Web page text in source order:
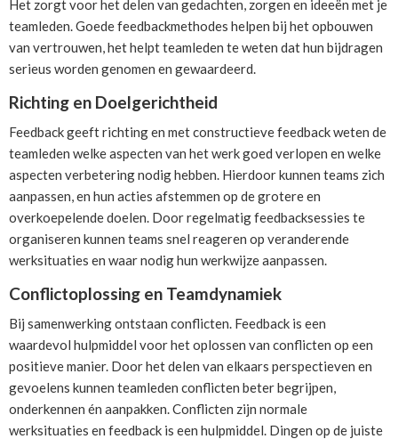
Het zorgt voor het delen van gedachten, zorgen en ideeën met je
teamleden. Goede feedbackmethodes helpen bij het opbouwen
van vertrouwen, het helpt teamleden te weten dat hun bijdragen
serieus worden genomen en gewaardeerd.
Richting en Doelgerichtheid
Feedback geeft richting en met constructieve feedback weten de
teamleden welke aspecten van het werk goed verlopen en welke
aspecten verbetering nodig hebben. Hierdoor kunnen teams zich
aanpassen, en hun acties afstemmen op de grotere en
overkoepelende doelen. Door regelmatig feedbacksessies te
organiseren kunnen teams snel reageren op veranderende
werksituaties en waar nodig hun werkwijze aanpassen.
Conflictoplossing en Teamdynamiek
Bij samenwerking ontstaan conflicten. Feedback is een
waardevol hulpmiddel voor het oplossen van conflicten op een
positieve manier. Door het delen van elkaars perspectieven en
gevoelens kunnen teamleden conflicten beter begrijpen,
onderkennen én aanpakken. Conflicten zijn normale
werksituaties en feedback is een hulpmiddel. Dingen op de juiste